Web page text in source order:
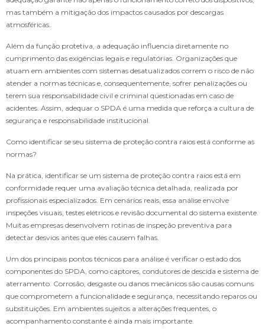
mas também a mitigação dos impactos causados por descargas
atmosféricas.
Além da função protetiva, a adequação influencia diretamente no
cumprimento das exigências legais e regulatórias. Organizações que
atuam em ambientes com sistemas desatualizados correm o risco de não
atender a normas técnicas e, consequentemente, sofrer penalizações ou
terem sua responsabilidade civil e criminal questionadas em caso de
acidentes. Assim, adequar o SPDA é uma medida que reforça a cultura de
segurança e responsabilidade institucional.
Como identificar se seu sistema de proteção contra raios está conforme as
normas?
Na prática, identificar se um sistema de proteção contra raios está em
conformidade requer uma avaliação técnica detalhada, realizada por
profissionais especializados. Em cenários reais, essa análise envolve
inspeções visuais, testes elétricos e revisão documental do sistema existente.
Muitas empresas desenvolvem rotinas de inspeção preventiva para
detectar desvios antes que eles causem falhas.
Um dos principais pontos técnicos para análise é verificar o estado dos
componentes do SPDA, como captores, condutores de descida e sistema de
aterramento. Corrosão, desgaste ou danos mecânicos são causas comuns
que comprometem a funcionalidade e segurança, necessitando reparos ou
substituições. Em ambientes sujeitos a alterações frequentes, o
acompanhamento constante é ainda mais importante.